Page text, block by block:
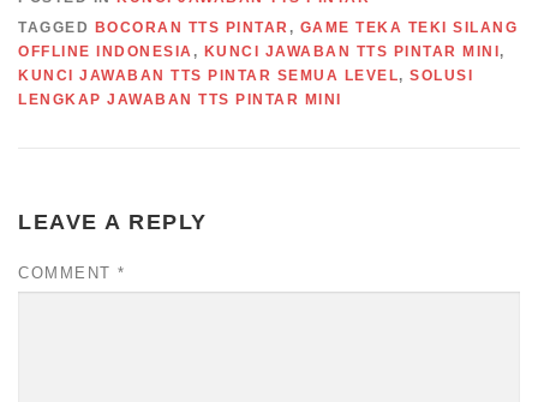
TAGGED
BOCORAN TTS PINTAR , GAME TEKA TEKI SILANG
OFFLINE INDONESIA , KUNCI JAWABAN TTS PINTAR MINI ,
KUNCI JAWABAN TTS PINTAR SEMUA LEVEL, SOLUSI
LENGKAP JAWABAN TTS PINTAR MINI
LEAVE A REPLY
COMMENT *